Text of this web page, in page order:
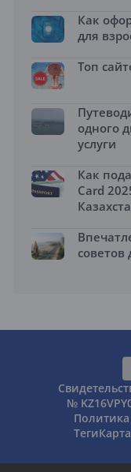
Как
для
Топ
одного
услуги
Как
Card
советов
№
Теги